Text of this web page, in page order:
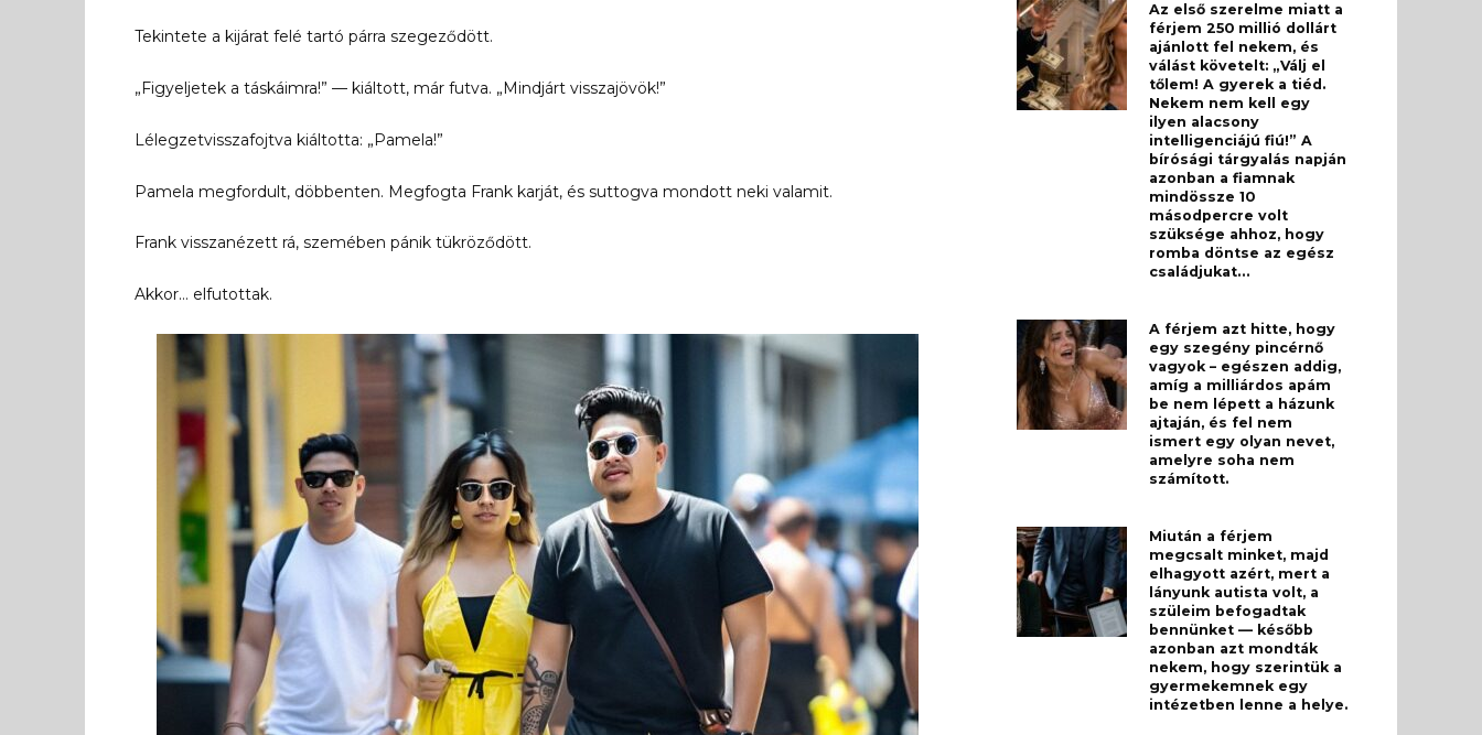
Tekintete a kijárat felé tartó párra szegeződött.
„Figyeljetek a táskáimra!” — kiáltott, már futva. „Mindjárt visszajövök!”
Lélegzetvisszafojtva kiáltotta: „Pamela!”
Pamela megfordult, döbbenten. Megfogta Frank karját, és suttogva mondott neki valamit.
Frank visszanézett rá, szemében pánik tükröződött.
Akkor… elfutottak.
Az első szerelme miatt a
férjem 250 millió dollárt
ajánlott fel nekem, és
válást követelt: „Válj el
tőlem! A gyerek a tiéd.
Nekem nem kell egy
ilyen alacsony
intelligenciájú fiú!” A
bírósági tárgyalás napján
azonban a fiamnak
mindössze 10
másodpercre volt
szüksége ahhoz, hogy
romba döntse az egész
családjukat…
A férjem azt hitte, hogy
egy szegény pincérnő
vagyok – egészen addig,
amíg a milliárdos apám
be nem lépett a házunk
ajtaján, és fel nem
ismert egy olyan nevet,
amelyre soha nem
számított.
Miután a férjem
megcsalt minket, majd
elhagyott azért, mert a
lányunk autista volt, a
szüleim befogadtak
bennünket — később
azonban azt mondták
nekem, hogy szerintük a
gyermekemnek egy
intézetben lenne a helye.